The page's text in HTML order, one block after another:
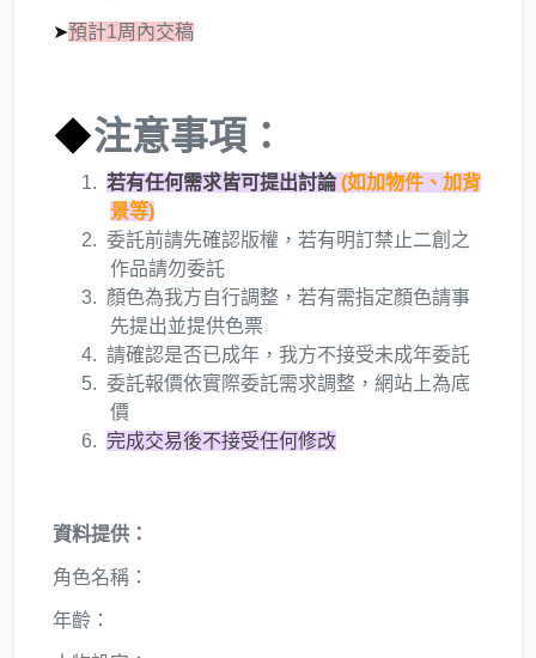
➤預計1周內交稿
◆注意事項：
若有任何需求皆可提出討論 (如加物件、加背
景等)
委託前請先確認版權，若有明訂禁止二創之
作品請勿委託
顏色為我方自行調整，若有需指定顏色請事
先提出並提供色票
請確認是否已成年，我方不接受未成年委託
委託報價依實際委託需求調整，網站上為底
價
完成交易後不接受任何修改
資料提供：
角色名稱：
年齡：